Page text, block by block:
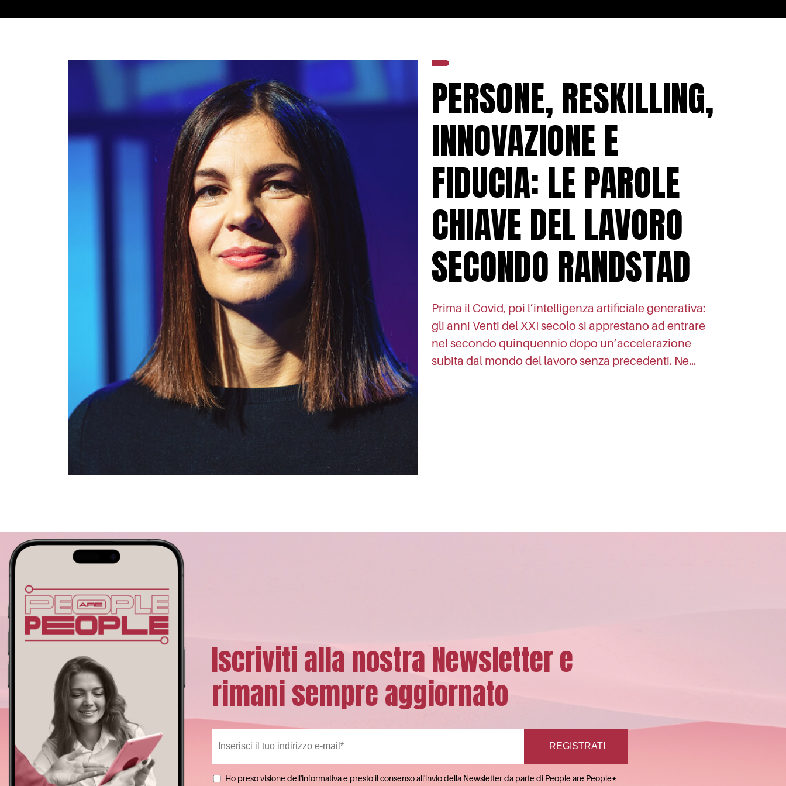
PERSONE, RESKILLING,
INNOVAZIONE E
FIDUCIA: LE PAROLE
CHIAVE DEL LAVORO
SECONDO RANDSTAD
Prima il Covid, poi l’intelligenza artificiale generativa:
gli anni Venti del XXI secolo si apprestano ad entrare
nel secondo quinquennio dopo un’accelerazione
subita dal mondo del lavoro senza precedenti. Ne…
Iscriviti alla nostra Newsletter e
rimani sempre aggiornato
Ho preso visione dell'informativae presto il consenso all'invio della Newsletter da parte di People are People*